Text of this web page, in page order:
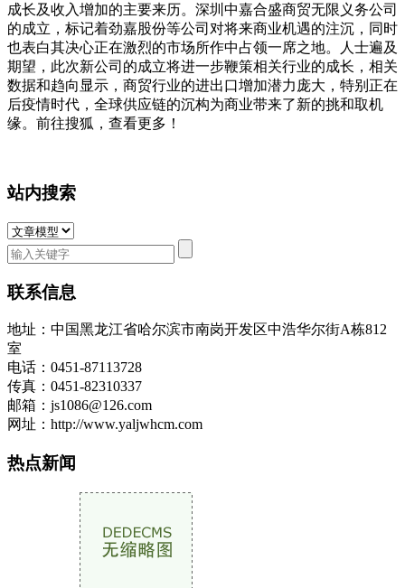
成长及收入增加的主要来历。深圳中嘉合盛商贸无限义务公司
的成立，标记着劲嘉股份等公司对将来商业机遇的注沉，同时
也表白其决心正在激烈的市场所作中占领一席之地。人士遍及
期望，此次新公司的成立将进一步鞭策相关行业的成长，相关
数据和趋向显示，商贸行业的进出口增加潜力庞大，特别正在
后疫情时代，全球供应链的沉构为商业带来了新的挑和取机
缘。前往搜狐，查看更多！
站内搜索
联系信息
地址：中国黑龙江省哈尔滨市南岗开发区中浩华尔街A栋812
室
电话：0451-87113728
传真：0451-82310337
邮箱：js1086@126.com
网址：http://www.yaljwhcm.com
热点新闻